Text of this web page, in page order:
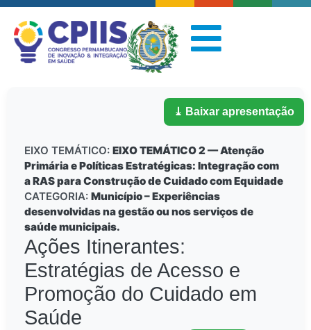
⤓ Baixar apresentação
EIXO TEMÁTICO: EIXO TEMÁTICO 2 — Atenção
Primária e Políticas Estratégicas: Integração com
a RAS para Construção de Cuidado com Equidade
CATEGORIA: Município – Experiências
desenvolvidas na gestão ou nos serviços de
saúde municipais.
Ações Itinerantes:
Estratégias de Acesso e
Promoção do Cuidado em
Saúde